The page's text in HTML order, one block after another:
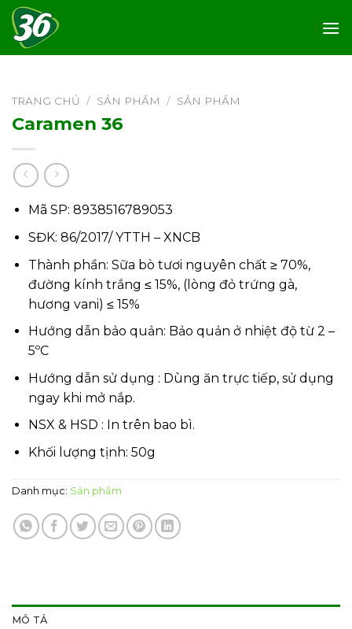
Skip
to
content
TRANG CHỦ / SẢN PHẨM / SẢN PHẨM
Caramen 36
Mã SP: 8938516789053
SĐK: 86/2017/ YTTH – XNCB
Thành phần: Sữa bò tươi nguyên chất ≥ 70%,
đường kính trắng ≤ 15%, (lòng đỏ trứng gà,
hương vani) ≤ 15%
Hướng dẫn bảo quản: Bảo quản ở nhiệt độ từ 2 –
5ºC
Hướng dẫn sử dụng : Dùng ăn trực tiếp, sử dụng
ngay khi mở nắp.
NSX & HSD : In trên bao bì.
Khối lượng tịnh: 50g
Danh mục: Sản phẩm
MÔ TẢ